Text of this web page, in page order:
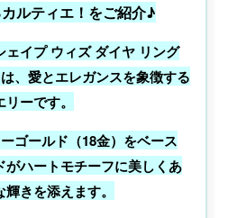
ルティエ！ をご紹介♪
イプ ウィズ ダイヤ リング
、愛とエレガンスを象徴する
ーです。
ゴールド（18金）をベース
がハートモチーフに美しくあ
きを添えます。